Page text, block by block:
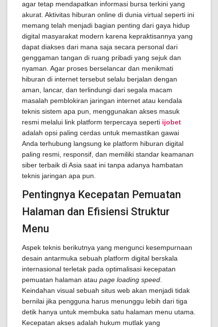
agar tetap mendapatkan informasi bursa terkini yang
akurat. Aktivitas hiburan online di dunia virtual seperti ini
memang telah menjadi bagian penting dari gaya hidup
digital masyarakat modern karena kepraktisannya yang
dapat diakses dari mana saja secara personal dari
genggaman tangan di ruang pribadi yang sejuk dan
nyaman. Agar proses berselancar dan menikmati
hiburan di internet tersebut selalu berjalan dengan
aman, lancar, dan terlindungi dari segala macam
masalah pemblokiran jaringan internet atau kendala
teknis sistem apa pun, menggunakan akses masuk
resmi melalui link platform terpercaya seperti ijobet
adalah opsi paling cerdas untuk memastikan gawai
Anda terhubung langsung ke platform hiburan digital
paling resmi, responsif, dan memiliki standar keamanan
siber terbaik di Asia saat ini tanpa adanya hambatan
teknis jaringan apa pun.
Pentingnya Kecepatan Pemuatan
Halaman dan Efisiensi Struktur
Menu
Aspek teknis berikutnya yang mengunci kesempurnaan
desain antarmuka sebuah platform digital berskala
internasional terletak pada optimalisasi kecepatan
pemuatan halaman atau page loading speed
Keindahan visual sebuah situs web akan menjadi tidak
bernilai jika pengguna harus menunggu lebih dari tiga
detik hanya untuk membuka satu halaman menu utama.
Kecepatan akses adalah hukum mutlak yang